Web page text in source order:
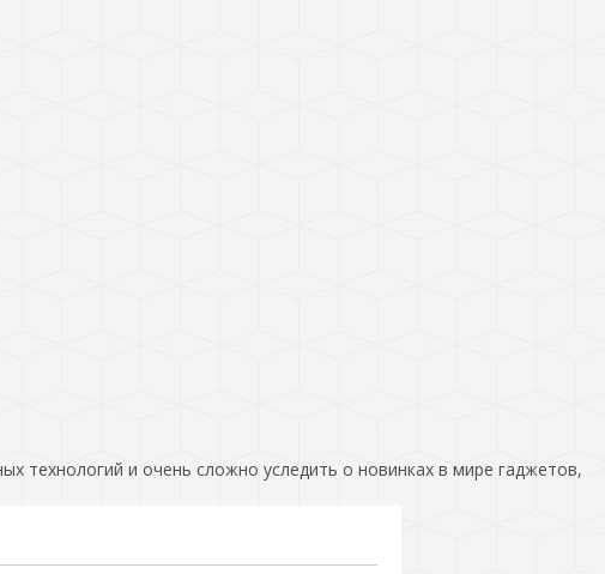
технологий и очень сложно уследить о новинках в мире гаджетов,